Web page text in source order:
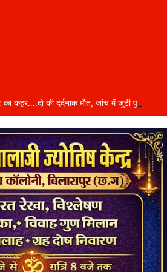
का कहर….दो की दर्दनाक मौत, जांच में जुटी पुलिस,